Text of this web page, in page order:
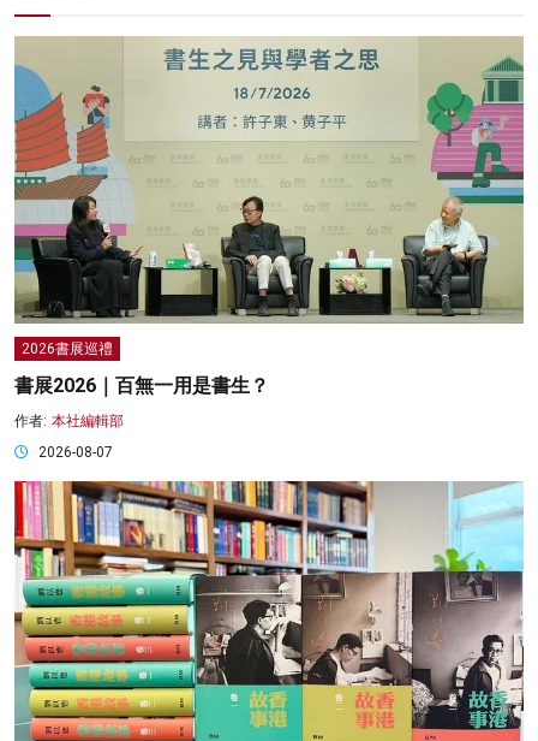
2026書展巡禮
書展2026｜百無一用是書生？
作者: 本社編輯部
2026-08-07